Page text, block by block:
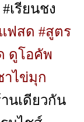
เรียนชง
ฟสด #สูตร
ดูโอคัพ
าไข่มุก
นเดียวกัน